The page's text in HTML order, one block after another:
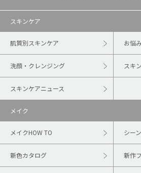
スキンケア
肌質別スキンケア お悩
洗顔・クレンジング スキ
スキンケアニュース
メイク
メイクHOW TO シー
新色カタログ 新作